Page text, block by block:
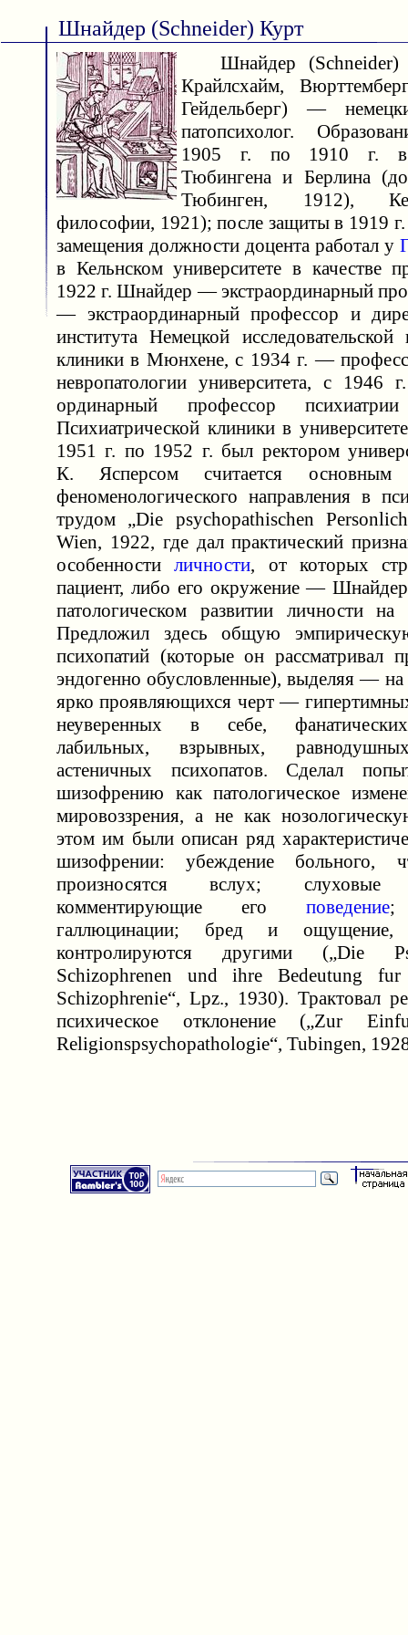
Шнайдер (Schneider) Курт
Шнайдер (Schneider)
Крайлсхайм,
Гейдельберг) —
патопсихолог.
1905 г. по 1910 г. в
Тюбингена и Берлина
Тюбинген, 1912),
философии, 1921); после защиты в 1919 г.
замещения должности доцента работал у
в Кельнском университете в качестве
1922 г. Шнайдер — экстраординарный
— экстраординарный профессор и
института Немецкой исследовательской
клиники в Мюнхене, с 1934 г. —
невропатологии университета, с
ординарный профессор
Психиатрической клиники в
1951 г. по 1952 г. был ректором
К. Ясперсом считается основным
феноменологического направления в
трудом „Die psychopathischen
Wien, 1922, где дал практический
особенностиличности, от которых
пациент, либо его окружение —
патологическом развитии личности
Предложил здесь общую
психопатий (которые он рассматривал
эндогенно обусловленные), выделяя — на
ярко проявляющихся черт —
неуверенных в себе,
лабильных, взрывных,
астеничных психопатов. Сделал
шизофрению как патологическое
мировоззрения, а не как
этом им были описан ряд
шизофрении: убеждение больного,
произносятся вслух;
комментирующие его поведение;
галлюцинации; бред и ощущение,
контролируются другими („Die
Schizophrenen und ihre Bedeutung
Schizophrenie“, Lpz., 1930). Трактовал
психическое отклонение („Zur
Religionspsychopathologie“, Tubingen,